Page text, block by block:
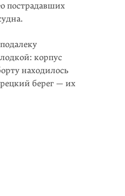
пострадавших
корпус
находилось
берег — их